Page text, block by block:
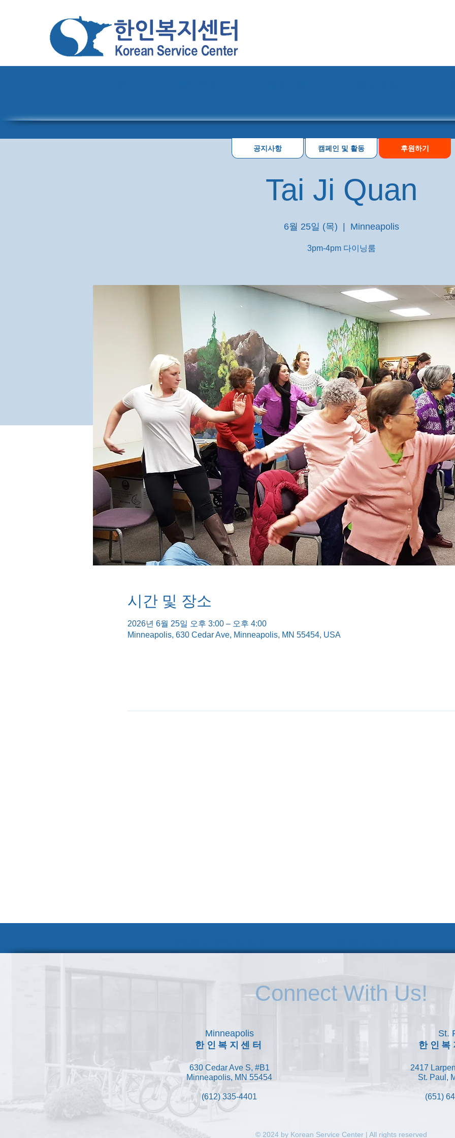
Tai Ji Quan
6월 25일 (목) Minneapolis
3pm-4pm 다이닝룸
시간 및 장소
2026년 6월 25일 오후 3:00 – 오후 4:00
Minneapolis, 630 Cedar Ave, Minneapolis, MN 55454, USA
공지사항 캠페인 및 활동 후원하기
Connect With Us!
Minneapolis
한인복지센터
630 Cedar Ave S, #B1
Minneapolis, MN 55454
(612) 335-4401
St.
한인복
2417
St. Paul,
(651)
© 2024 by Korean Service Center | All rights reserved